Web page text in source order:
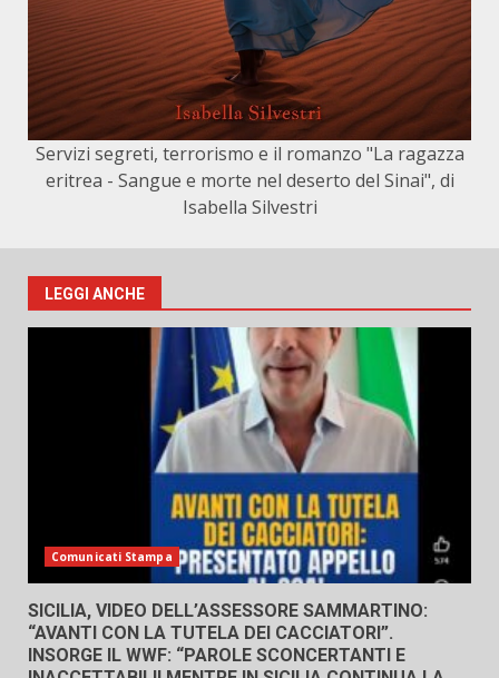
Servizi segreti, terrorismo e il romanzo "La ragazza
eritrea - Sangue e morte nel deserto del Sinai", di
Isabella Silvestri
LEGGI ANCHE
Comunicati Stampa
SICILIA, VIDEO DELL’ASSESSORE SAMMARTINO:
“AVANTI CON LA TUTELA DEI CACCIATORI”.
INSORGE IL WWF: “PAROLE SCONCERTANTI E